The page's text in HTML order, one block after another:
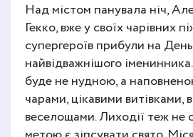
Над містом панувала ніч,
Гекко, вже у своїх чарівних
супергероїв прибули на
найвідважнішого
буде не нудною, а
чарами, цікавими витівками,
веселощами. Лиходії теж не